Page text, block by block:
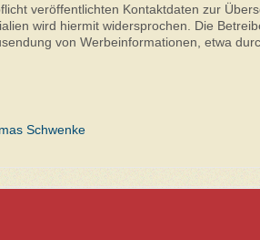
veröffentlichten Kontaktdaten zur
wird hiermit widersprochen. Die
von Werbeinformationen, etwa
Schwenke